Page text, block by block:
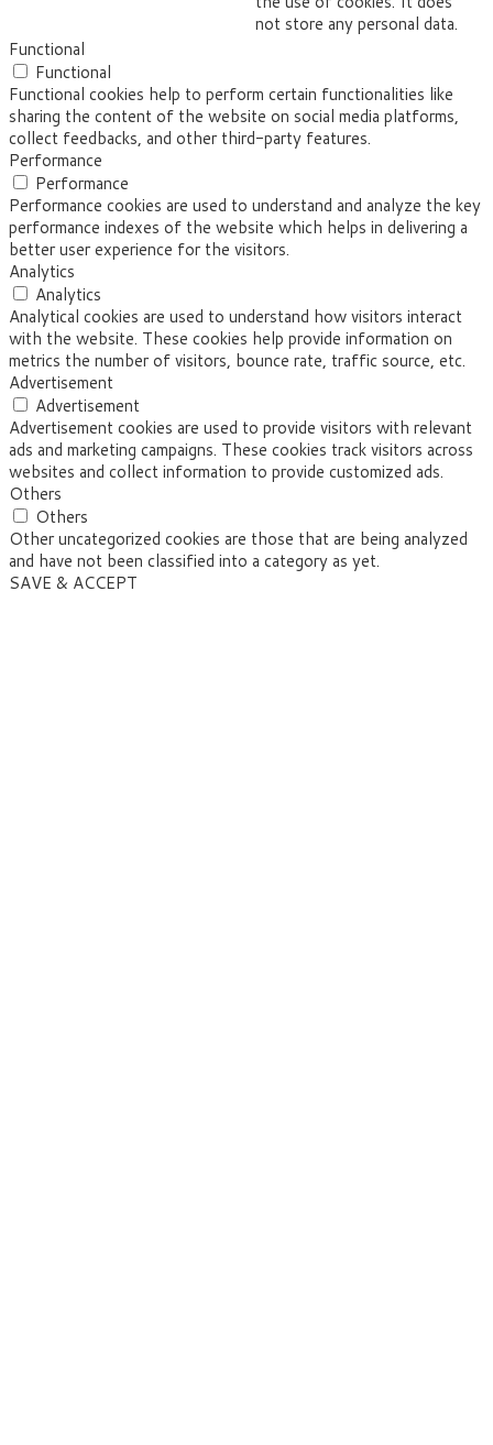
not store any personal data.
Functional
Functional
Functional cookies help to perform certain functionalities like
sharing the content of the website on social media platforms,
collect feedbacks, and other third-party features.
Performance
Performance
Performance cookies are used to understand and analyze the key
performance indexes of the website which helps in delivering a
better user experience for the visitors.
Analytics
Analytics
Analytical cookies are used to understand how visitors interact
with the website. These cookies help provide information on
metrics the number of visitors, bounce rate, traffic source, etc.
Advertisement
Advertisement
Advertisement cookies are used to provide visitors with relevant
ads and marketing campaigns. These cookies track visitors across
websites and collect information to provide customized ads.
Others
Others
Other uncategorized cookies are those that are being analyzed
and have not been classified into a category as yet.
SAVE & ACCEPT